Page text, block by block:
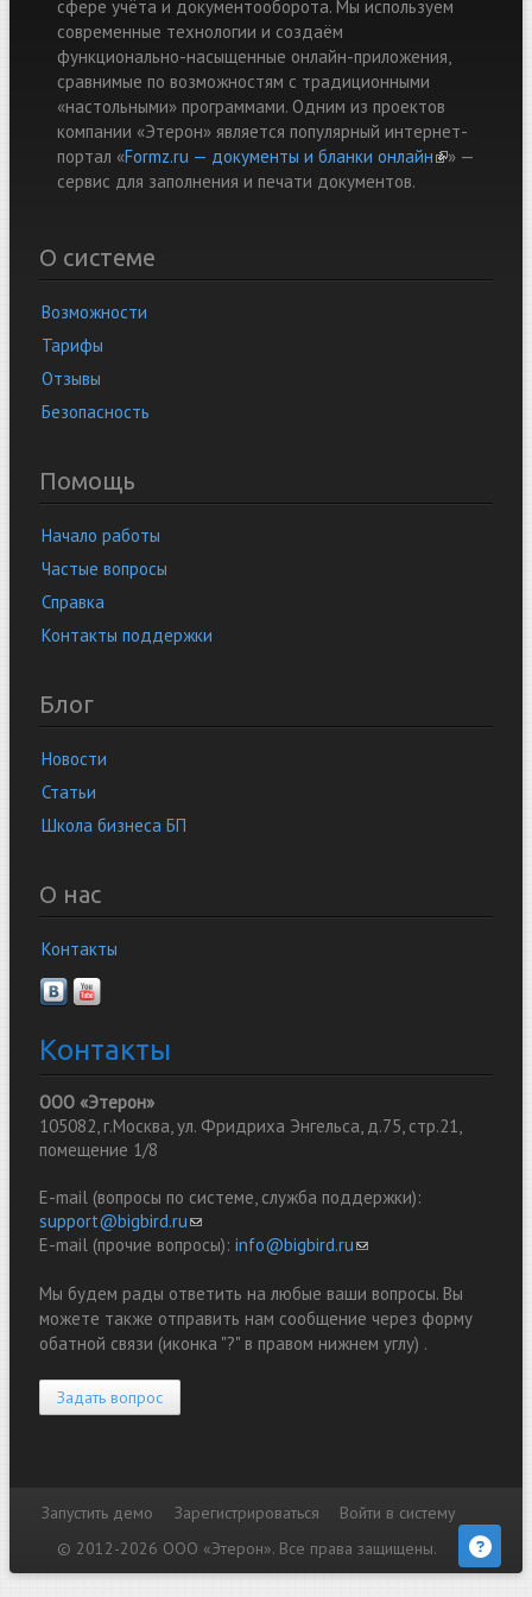
сфере учёта и документооборота. Мы используем
современные технологии и создаём
функционально-насыщенные онлайн-приложения,
сравнимые по возможностям с традиционными
«настольными» программами. Одним из проектов
компании «Этерон» является популярный интернет-
портал «Formz.ru — документы и бланки онлайн(link is
» —
cервис для заполнения и печати документов.
О системе
Возможности
Тарифы
Отзывы
Безопасность
Помощь
Начало работы
Частые вопросы
Справка
Контакты поддержки
Блог
Новости
Статьи
Школа бизнеса БП
О нас
Контакты
Контакты
ООО «Этерон»
105082, г.Москва, ул. Фридриха Энгельса, д.75, стр.21,
помещение 1/8
E-mail (вопросы по системе, служба поддержки):
support@bigbird.ru(link sends e-mail)
E-mail (прочие вопросы): info@bigbird.ru(link sends e-mail)
Мы будем рады ответить на любые ваши вопросы. Вы
можете также отправить нам сообщение через форму
обатной связи (иконка "?" в правом нижнем углу) .
Задать вопрос
Дополнительные ссылки
Запустить демо Зарегистрироваться
Войти в систему
© 2012-2026 ООО «Этерон». Все права защищены.